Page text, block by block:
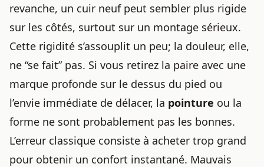
revanche, un cuir neuf peut sembler plus rigide
sur les côtés, surtout sur un montage sérieux.
Cette rigidité s’assouplit un peu; la douleur, elle,
ne “se fait” pas. Si vous retirez la paire avec une
marque profonde sur le dessus du pied ou
l’envie immédiate de délacer, la pointure ou la
forme ne sont probablement pas les bonnes.
L’erreur classique consiste à acheter trop grand
pour obtenir un confort instantané. Mauvais